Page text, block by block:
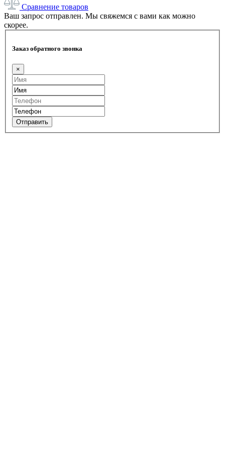
Сравнение товаров
Ваш запрос отправлен. Мы свяжемся с вами как можно
скорее.
Заказ обратного звонка
×
Отправить